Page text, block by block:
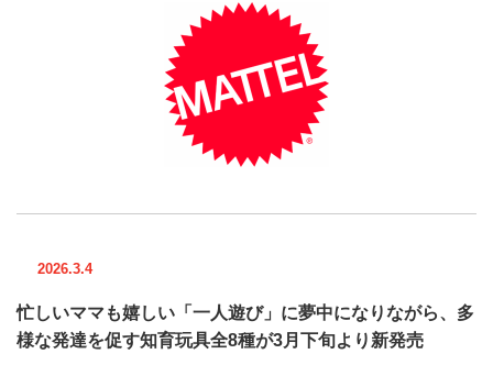
2026.3.4
忙しいママも嬉しい「一人遊び」に夢中になりながら、多
様な発達を促す知育玩具全8種が3月下旬より新発売